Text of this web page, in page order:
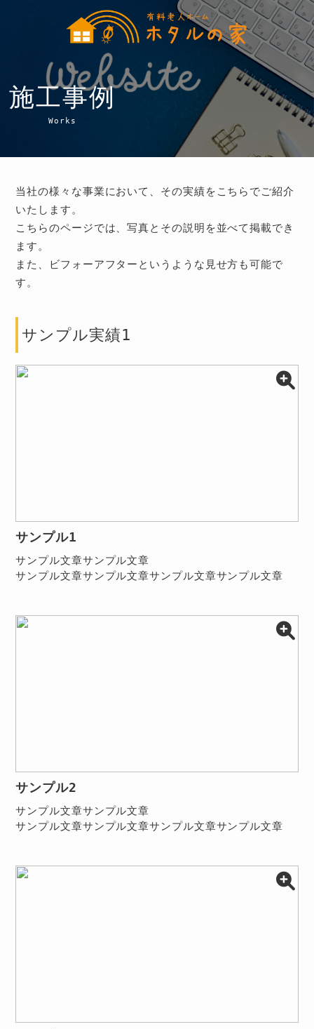
施工事例
Works
当社の様々な事業において、その実績をこちらでご紹介
いたします。
こちらのページでは、写真とその説明を並べて掲載でき
ます。
また、ビフォーアフターというような見せ方も可能で
す。
サンプル実績1
サンプル1
サンプル文章サンプル文章
サンプル文章サンプル文章サンプル文章サンプル文章
サンプル2
サンプル文章サンプル文章
サンプル文章サンプル文章サンプル文章サンプル文章